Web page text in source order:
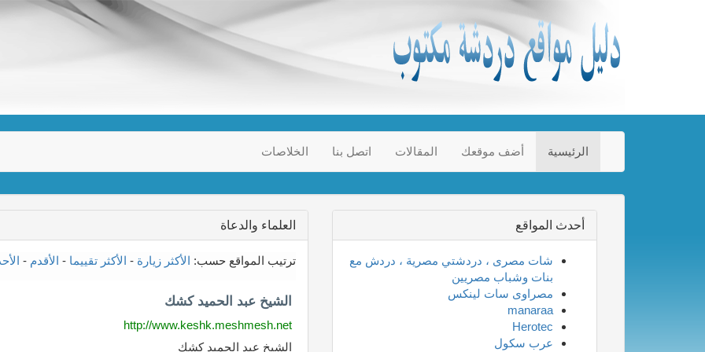
الرئيسية أضف موقعك المقالات اتصل بنا الخلاصات
العلماء والدعاة
ترتيب المواقع حسب: الأكثر زيارة - الأكثر تقييما - الأقدم -
الشيخ عبد الحميد كشك
http://www.keshk.meshmesh.net
الشيخ عبد الحميد كشك
أحدث المواقع
شات مصرى ، دردشتي مصرية ، دردش مع
بنات وشباب مصريين
مصراوى سات لينكس
manaraa
Herotec
عرب سكول